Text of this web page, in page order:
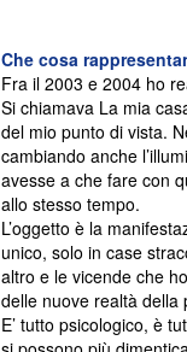
Che cosa
Fra il 2003 e 2004 ho
Si chiamava La mia
del mio punto di vista.
cambiando anche
avesse a che fare con
allo stesso tempo.
L’oggetto è la
unico, solo in case
altro e le vicende che
delle nuove realtà della
E’ tutto psicologico, è